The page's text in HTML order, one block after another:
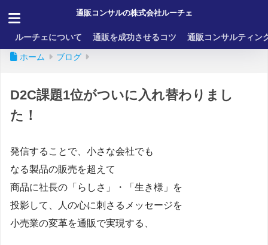
通販コンサルの株式会社ルーチェ
ルーチェについて 通販を成功させるコツ 通販コンサルティン
ホーム ブログ
D2C課題1位がついに入れ替わりまし
た！
発信することで、小さな会社でも
なる製品の販売を超えて
商品に社長の「らしさ」・「生き様」を
投影して、人の心に刺さるメッセージを
小売業の変革を通販で実現する、